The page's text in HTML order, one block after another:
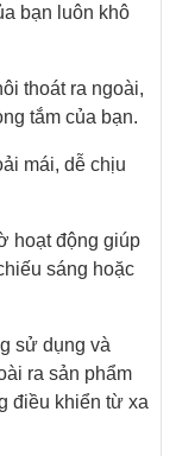
bạn luôn khô
thoát ra ngoài,
tắm của bạn.
mái, dễ chịu
hoạt động giúp
sáng hoặc
sử dụng và
ra sản phẩm
điều khiển từ xa